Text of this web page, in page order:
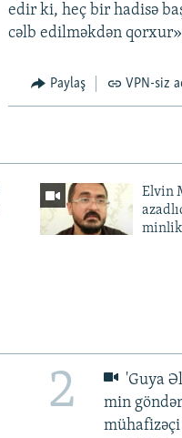
edir ki, heç bir hadisə
cəlb edilməkdən
Paylaş VPN-siz
Elvin
minlik
2
'Guya
min